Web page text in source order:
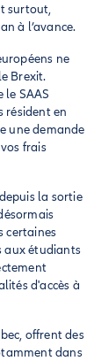
surtout,
à l’avance.
ne
Brexit.
le SAAS
résident en
une demande
frais
la sortie
certaines
aux étudiants
d'accès à
offrent des
dans